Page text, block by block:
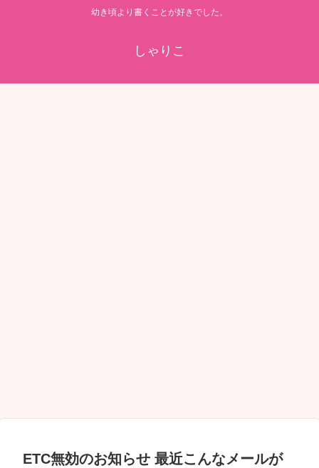
幼き頃より書くことが好きでした。
しゃりこ
ETC無効のお知らせ 最近こんなメールが